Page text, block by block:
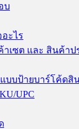
บ
ะไร
าเซต และ สินค้าป
บบป้ายบาร์โค้ดสิ
UPC